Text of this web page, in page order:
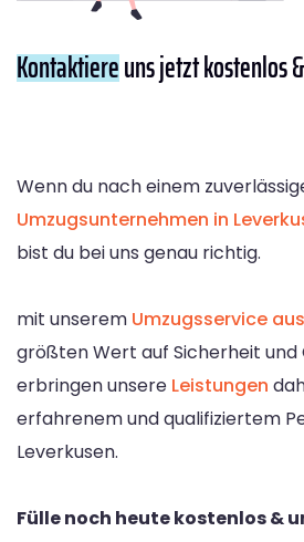
Kontaktiereuns jetzt kostenlos
Wenn du nach einem
Umzugsunternehmen in
bist du bei uns genau richtig.
mit unserem Umzugsservice
größten Wert auf Sicherheit und
erbringen unsere Leistungen
erfahrenem und qualifiziertem
Leverkusen.
Fülle noch heute kostenlos &